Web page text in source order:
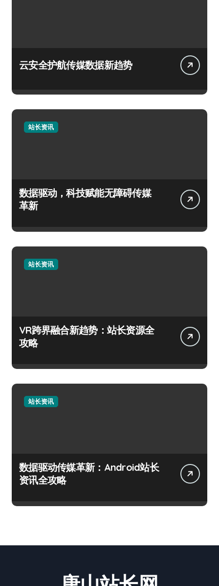
云安全护航传媒数据新趋势
站长资讯
数据驱动，科技赋能无障碍传媒
革新
站长资讯
VR跨界融合新趋势：站长资源全
攻略
站长资讯
数据驱动传媒革新：Android站长
资讯全攻略